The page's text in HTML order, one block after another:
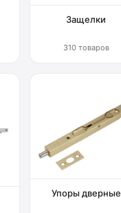
Защелки
310 товаров
Упоры дверные